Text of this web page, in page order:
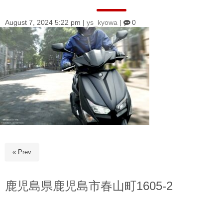
August 7, 2024 5:22 pm ys_kyowa 0
« Prev
鹿児島県鹿児島市春山町1605-2